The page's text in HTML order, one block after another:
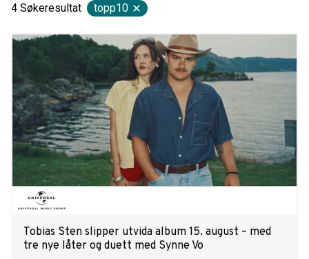
4 Søkeresultat topp10
Tobias Sten slipper utvida album 15. august – med
tre nye låter og duett med Synne Vo